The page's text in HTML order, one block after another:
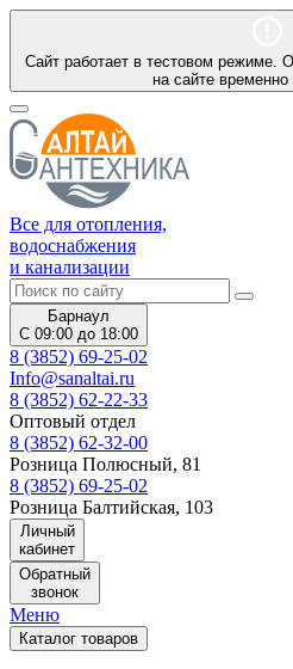
Сайт работает в тестовом режиме.
на сайте временно
Все для отопления,
водоснабжения
и канализации
Барнаул
С 09:00 до 18:00
8 (3852) 69-25-02
Info@sanaltai.ru
8 (3852) 62-22-33
Оптовый отдел
8 (3852) 62-32-00
Розница Полюсный, 81
8 (3852) 69-25-02
Розница Балтийская, 103
Личный
кабинет
Обратный
звонок
Меню
Каталог товаров